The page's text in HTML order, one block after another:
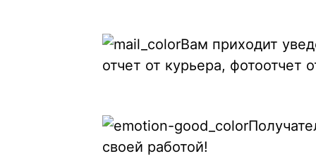
Вам приходит
отчет от курьера, фотоотчет
своей работой!